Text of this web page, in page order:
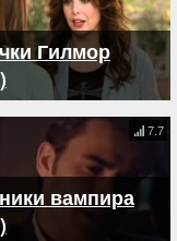
Гилмор
вампира
7.7